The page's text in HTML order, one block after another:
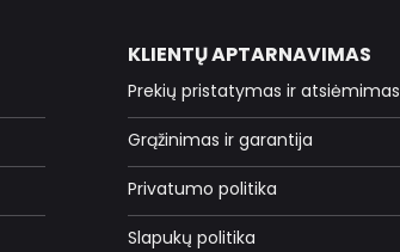
KLIENTŲ APTARNAVIMAS
Prekių pristatymas ir atsiėmimas
Grąžinimas ir garantija
Privatumo politika
Slapukų politika